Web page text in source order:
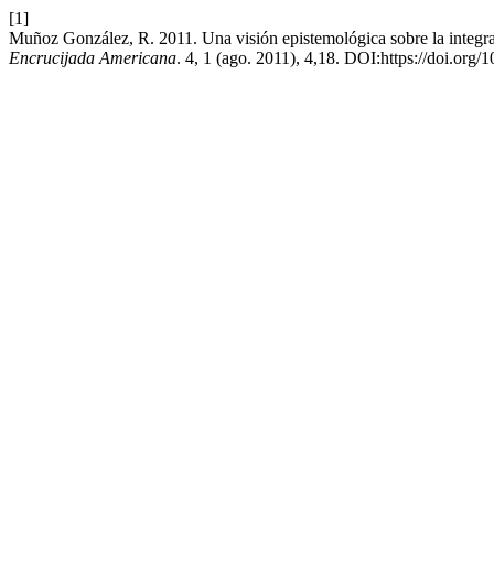
[1]
Muñoz González, R. 2011. Una visión epistemológica sobre la
Encrucijada Americana. 4, 1 (ago. 2011), 4,18. DOI:https://doi.org/